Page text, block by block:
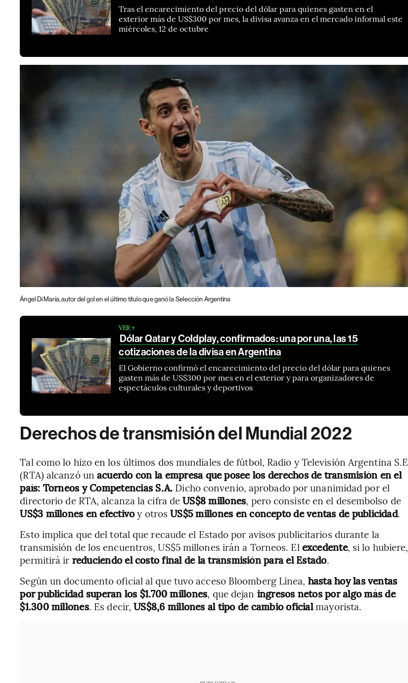
Tras el encarecimiento del precio del dólar para quienes gasten en el
exterior más de US$300 por mes, la divisa avanza en el mercado informal este
miércoles, 12 de octubre
Ángel Di María, autor del gol en el último título que ganó la Selección Argentina
VER +
Dólar Qatar y Coldplay, confirmados: una por una, las 15
cotizaciones de la divisa en Argentina
El Gobierno confirmó el encarecimiento del precio del dólar para quienes
gasten más de US$300 por mes en el exterior y para organizadores de
espectáculos culturales y deportivos
Derechos de transmisión del Mundial 2022
Tal como lo hizo en los últimos dos mundiales de fútbol, Radio y Televisión Argentina
(RTA) alcanzó unacuerdo con la empresa que posee los derechos de transmisión en el
país: Torneos y Competencias S.A. Dicho convenio, aprobado por unanimidad por el
directorio de RTA, alcanza la cifra deUS$8 millones, pero consiste en el desembolso de
US$3 millones en efectivoy otrosUS$5 millones en concepto de ventas de publicidad.
Esto implica que del total que recaude el Estado por avisos publicitarios durante la
transmisión de los encuentros, US$5 millones irán a Torneos. El excedente, si lo hubiere,
permitirá ir reduciendo el costo final de la transmisión para el Estado.
Según un documento oficial al que tuvo acceso Bloomberg Línea, hasta hoy las ventas
por publicidad superan los $1.700 millones, que dejan ingresos netos por algo más de
$1.300 millones. Es decir,US$8,6 millones al tipo de cambio oficialmayorista.